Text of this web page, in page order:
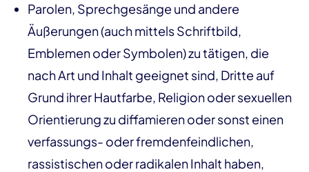
Parolen, Sprechgesänge und andere
Äußerungen (auch mittels Schriftbild,
Emblemen oder Symbolen) zu tätigen, die
nach Art und Inhalt geeignet sind, Dritte auf
Grund ihrer Hautfarbe, Religion oder sexuellen
Orientierung zu diffamieren oder sonst einen
verfassungs- oder fremdenfeindlichen,
rassistischen oder radikalen Inhalt haben,